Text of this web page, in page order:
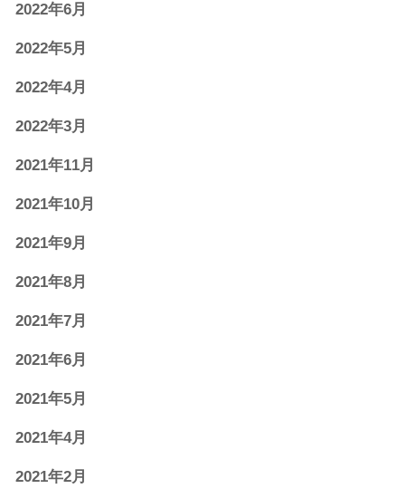
2022年6月
2022年5月
2022年4月
2022年3月
2021年11月
2021年10月
2021年9月
2021年8月
2021年7月
2021年6月
2021年5月
2021年4月
2021年2月